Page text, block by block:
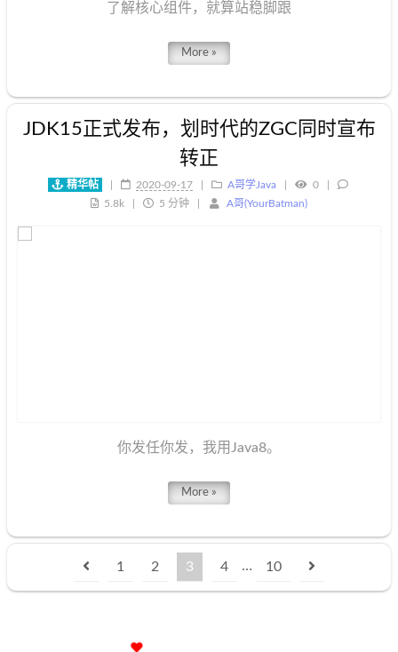
了解核心组件，就算站稳脚跟
More »
JDK15正式发布，划时代的ZGC同时宣布
转正
精华帖 2020-09-17 A哥学Java
0
5.8k
5 分钟 A哥(YourBatman)
你发任你发，我用Java8。
More »
1 2 3 4 … 10